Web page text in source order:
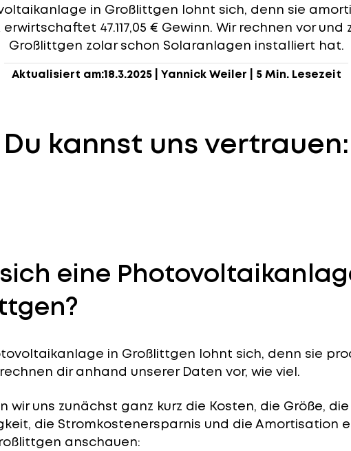
in Großlittgen lohnt sich, denn sie
erwirtschaftet 47.117,05 € Gewinn. Wir rechnen vor und
Großlittgen zolar schon Solaranlagen installiert hat.
Aktualisiert am:18.3.2025| Yannick Weiler 5 Min. Lesezeit
Du kannst uns vertrauen:
eine
in Großlittgen lohnt sich, denn sie
rechnen dir anhand unserer Daten vor, wie viel.
wir uns zunächst ganz kurz die Kosten, die Größe, die
die Stromkostenersparnis und die Amortisation
anschauen: